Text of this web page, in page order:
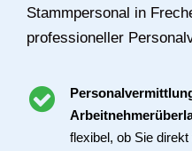
Stammpersonal in
professioneller
flexibel, ob Sie